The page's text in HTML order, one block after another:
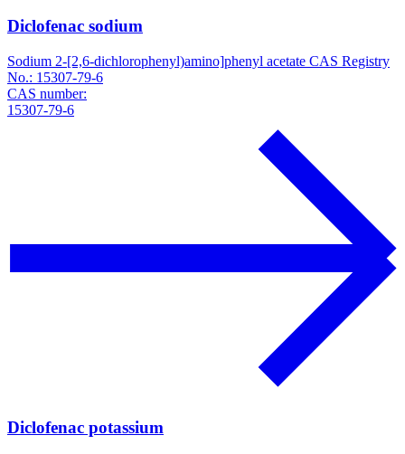
Diclofenac sodium
Sodium 2-[2,6-dichlorophenyl)amino]phenyl acetate CAS Registry
No.: 15307-79-6
CAS number:
15307-79-6
Diclofenac potassium